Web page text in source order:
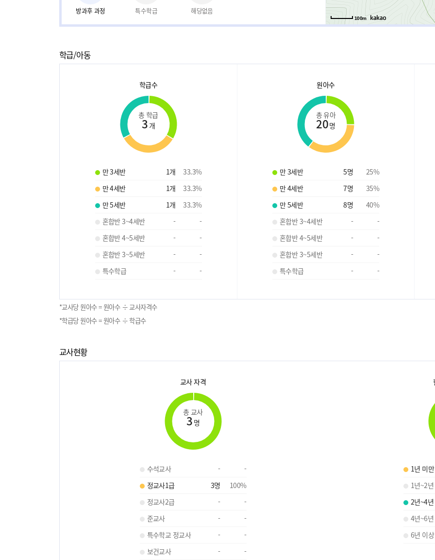
방과후 과정 특수학급 해당없음
100m
학급/아동
학급수
총 학급
3 개
만 3세반 1개 33.3%
만 4세반
1개 33.3%
만 5세반
1개 33.3%
혼합반 3~4세반
-
-
혼합반 4~5세반
-
-
혼합반 3~5세반
-
-
특수학급
- -
원아수
총 유아
20명
만 3세반 5명 25%
만 4세반
7명 35%
만 5세반
8명 40%
혼합반 3~4세반
-
-
혼합반 4~5세반
-
-
혼합반 3~5세반
-
-
특수학급
- -
*교사당 원아수 = 원아수 ÷ 교사자격수
*학급당 원아수 = 원아수 ÷ 학급수
교사현황
교사 자격
총 교사
3 명
수석교사 -
-
정교사1급
3명 100%
정교사2급
-
-
준교사
-
-
특수학교 정교사
-
-
보건교사
-
-
1년 미만
1년~2
2년~4
4년~6
6년 이상